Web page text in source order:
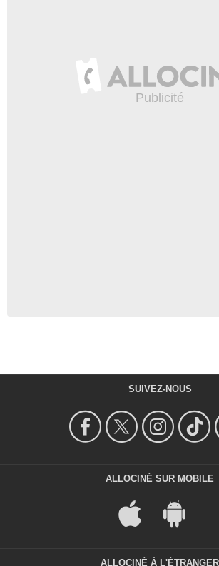
SUIVEZ-NOUS
ALLOCINÉ SUR MOBILE
ALLOCINÉ À L'ÉTRANGER